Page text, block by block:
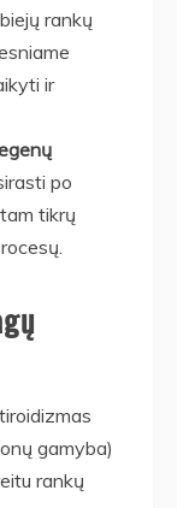
rankų
ir
po
tikrų
gamyba)
rankų